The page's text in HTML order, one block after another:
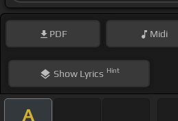
PDF Midi
ShowLyrics Hint
A